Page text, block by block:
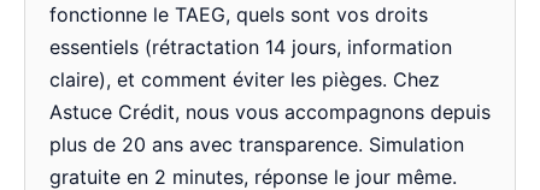
fonctionne le TAEG, quels sont vos droits
essentiels (rétractation 14 jours, information
claire), et comment éviter les pièges. Chez
Astuce Crédit, nous vous accompagnons depuis
plus de 20 ans avec transparence. Simulation
gratuite en 2 minutes, réponse le jour même.